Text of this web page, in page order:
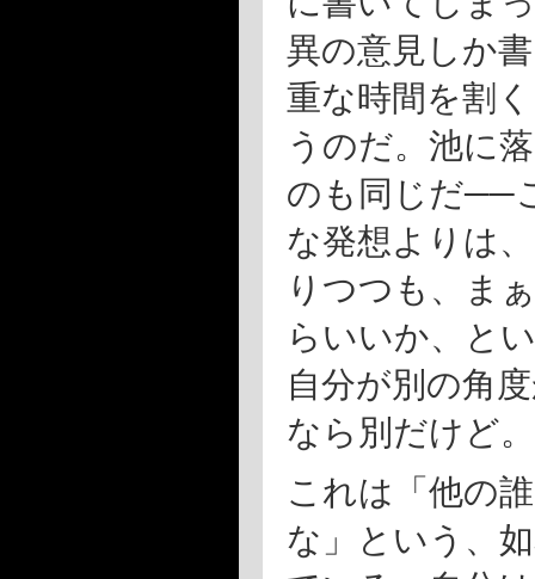
異の意見しか
重な時間を割
うのだ。池に
のも同じだ──
な発想よりは
りつつも、ま
らいいか、と
自分が別の角
なら別だけど。
これは「他の
な」という、